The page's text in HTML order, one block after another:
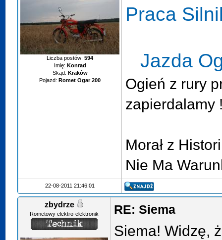
Liczba postów:594
Imię: Konrad
Skąd: Kraków
Pojazd: Romet Ogar 200
Praca
Jazda
Ogień z rury
zapierdalamy
Morał z
Nie Ma
22-08-2011 21:46:01
zbydrze
Rometowy elektro-elektronik RE: Siema
Siema! Widzę,